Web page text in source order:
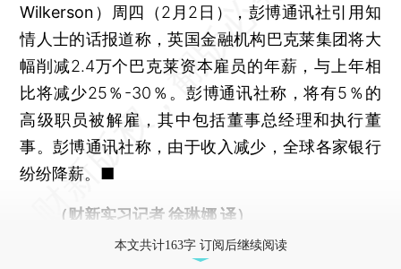
Wilkerson）
周四（2月2日），彭博通讯社引用知
情人士的话报道称，英国金融机构巴克莱集团将大
幅削减2.4万个巴克莱资本雇员的年薪，与上年相
比将减少25％-30％。彭博通讯社称，将有5％的
高级职员被解雇，其中包括董事总经理和执行董
事。彭博通讯社称，由于收入减少，全球各家银行
纷纷降薪。■
（财新实习记者 徐琳娜 译）
本文共计163字 订阅后继续阅读